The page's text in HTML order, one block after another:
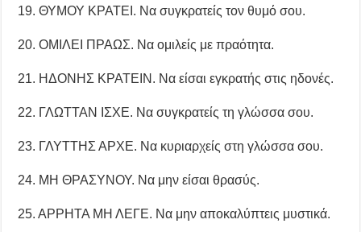
19. ΘΥΜΟΥ ΚΡΑΤΕΙ. Να συγκρατείς τον θυμό σου.
20. ΟΜΙΛΕΙ ΠΡΑΩΣ. Να ομιλείς με πραότητα.
21. ΗΔΟΝΗΣ ΚΡΑΤΕΙΝ. Να είσαι εγκρατής στις ηδονές.
22. ΓΛΩΤΤΑΝ ΙΣΧΕ. Nα συγκρατείς τη γλώσσα σου.
23. ΓΛΥΤΤΗΣ ΑΡΧΕ. Να κυριαρχείς στη γλώσσα σου.
24. ΜΗ ΘΡΑΣΥΝΟΥ. Να μην είσαι θρασύς.
25. ΑΡΡΗΤΑ ΜΗ ΛΕΓΕ. Να μην αποκαλύπτεις μυστικά.